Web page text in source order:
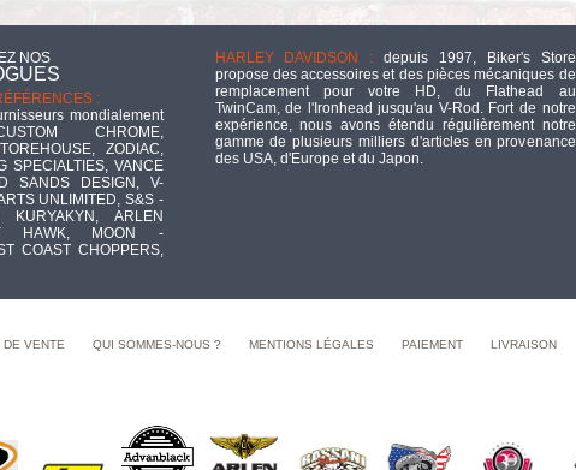
NOS
:
mondialement
CHROME,
ZODIAC,
SPECIALTIES, VANCE
SANDS DESIGN, V-
UNLIMITED, S&S -
KURYAKYN, ARLEN
HAWK, MOON -
COAST CHOPPERS,
HARLEY DAVIDSON : depuis 1997, Biker's Store
propose des accessoires et des pièces mécaniques de
remplacement pour votre HD, du Flathead au
TwinCam, de l'Ironhead jusqu'au V-Rod. Fort de notre
expérience, nous avons étendu régulièrement notre
gamme de plusieurs milliers d'articles en provenance
des USA, d'Europe et du Japon.
VENTE QUI SOMMES-NOUS ? MENTIONS LÉGALES PAIEMENT LIVRAISON